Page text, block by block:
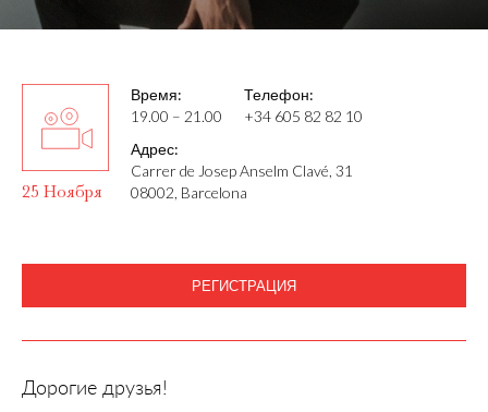
25 Ноября
Время:
19.00 – 21.00
Телефон:
+34 605 82 82 10
Адрес:
Carrer de Josep Anselm Clavé, 31
08002, Barcelona
РЕГИСТРАЦИЯ
Дорогие друзья!‍